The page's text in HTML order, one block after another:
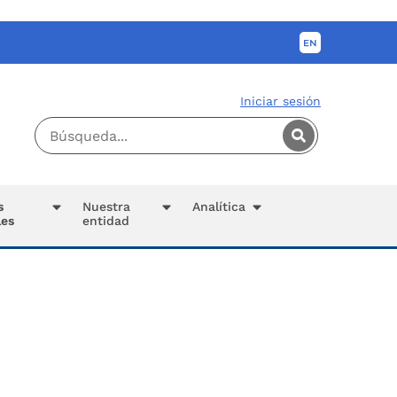
Iniciar sesión
Nuestra
entidad
Analítica